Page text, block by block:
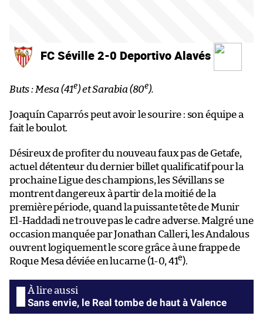
FC Séville 2-0 Deportivo Alavés
Buts : Mesa (41e) et Sarabia (80e).
Joaquín Caparrós peut avoir le sourire : son équipe a
fait le boulot.
Désireux de profiter du nouveau faux pas de Getafe,
actuel détenteur du dernier billet qualificatif pour la
prochaine Ligue des champions, les Sévillans se
montrent dangereux à partir de la moitié de la
première période, quand la puissante tête de Munir
El-Haddadi ne trouve pas le cadre adverse. Malgré une
occasion manquée par Jonathan Calleri, les Andalous
ouvrent logiquement le score grâce à une frappe de
Roque Mesa déviée en lucarne (1-0, 41e).
Sans envie, le Real tombe de haut à Valence